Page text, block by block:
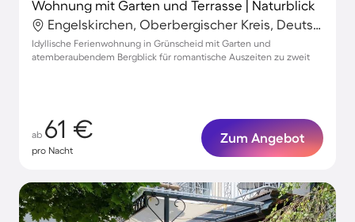
Wohnung mit Garten und Terrasse | Naturblick
Engelskirchen, Oberbergischer Kreis, Deutschland
Idyllische Ferienwohnung in Grünscheid mit Garten und
atemberaubendem Bergblick für romantische Auszeiten zu zweit
ab 61 €
pro Nacht
Zum Angebot